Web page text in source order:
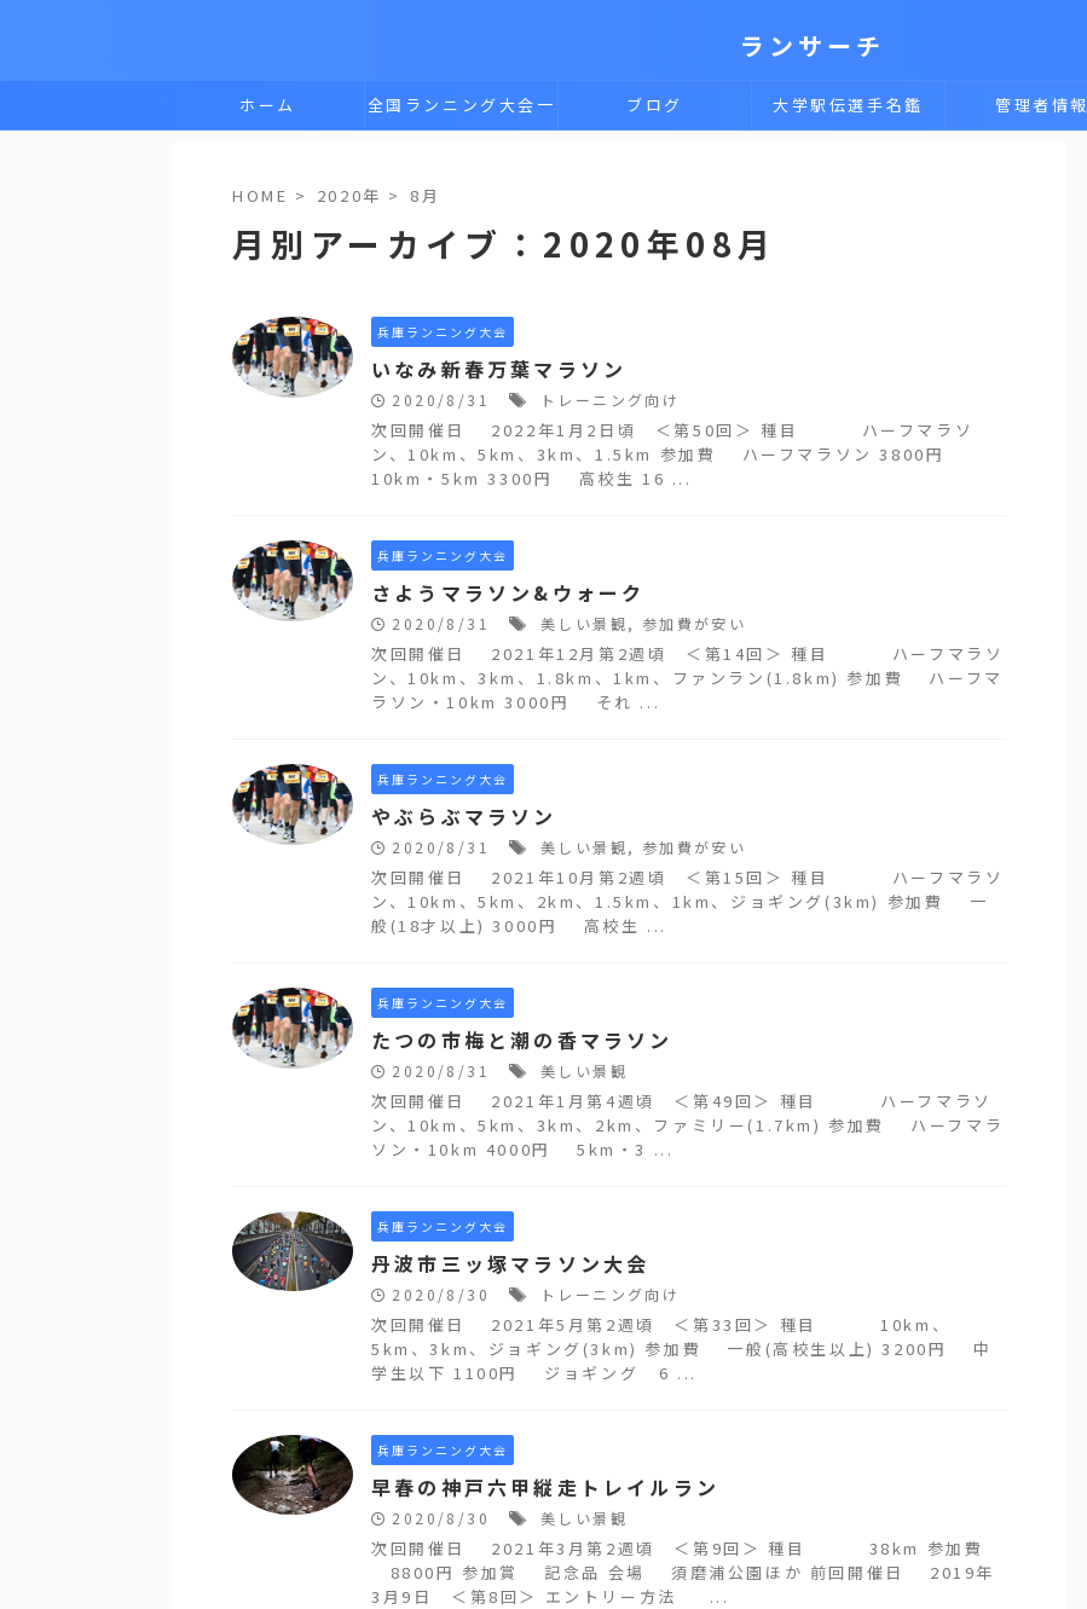
ランサーチ
ホーム 全国ランニング大会一 ブログ 大学駅伝選手名鑑 管理者情報
HOME > 2020年 > 8月
月別アーカイブ：2020年08月
兵庫ランニング大会
いなみ新春万葉マラソン
2020/8/31 トレーニング向け
次回開催日 2022年1月2日頃 ＜第50回＞ 種目 ハーフマラソ
ン、10km、5km、3km、1.5km 参加費 ハーフマラソン 3800円
10km・5km 3300円 高校生 16 ...
兵庫ランニング大会
さようマラソン&ウォーク
2020/8/31 美しい景観, 参加費が安い
次回開催日 2021年12月第2週頃 ＜第14回＞ 種目 ハーフマラソ
ン、10km、3km、1.8km、1km、ファンラン(1.8km) 参加費 ハーフマ
ラソン・10km 3000円 それ ...
兵庫ランニング大会
やぶらぶマラソン
2020/8/31 美しい景観, 参加費が安い
次回開催日 2021年10月第2週頃 ＜第15回＞ 種目 ハーフマラソ
ン、10km、5km、2km、1.5km、1km、ジョギング(3km) 参加費 一
般(18才以上) 3000円 高校生 ...
兵庫ランニング大会
たつの市梅と潮の香マラソン
2020/8/31 美しい景観
次回開催日 2021年1月第4週頃 ＜第49回＞ 種目 ハーフマラソ
ン、10km、5km、3km、2km、ファミリー(1.7km) 参加費 ハーフマラ
ソン・10km 4000円 5km・3 ...
兵庫ランニング大会
丹波市三ッ塚マラソン大会
2020/8/30 トレーニング向け
次回開催日 2021年5月第2週頃 ＜第33回＞ 種目 10km、
5km、3km、ジョギング(3km) 参加費 一般(高校生以上) 3200円 中
学生以下 1100円 ジョギング 6 ...
兵庫ランニング大会
早春の神戸六甲縦走トレイルラン
2020/8/30 美しい景観
次回開催日 2021年3月第2週頃 ＜第9回＞ 種目 38km 参加費
8800円 参加賞 記念品 会場 須磨浦公園ほか 前回開催日 2019年
3月9日 ＜第8回＞ エントリー方法 ...